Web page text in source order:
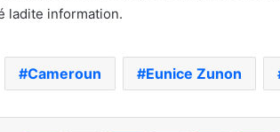
ladite information.
Cameroun Eunice Zunon